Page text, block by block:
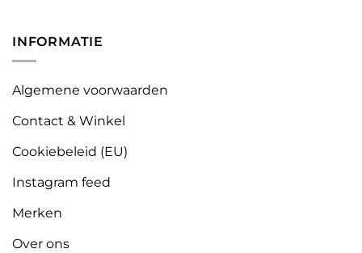
INFORMATIE
Algemene voorwaarden
Contact & Winkel
Cookiebeleid (EU)
Instagram feed
Merken
Over ons